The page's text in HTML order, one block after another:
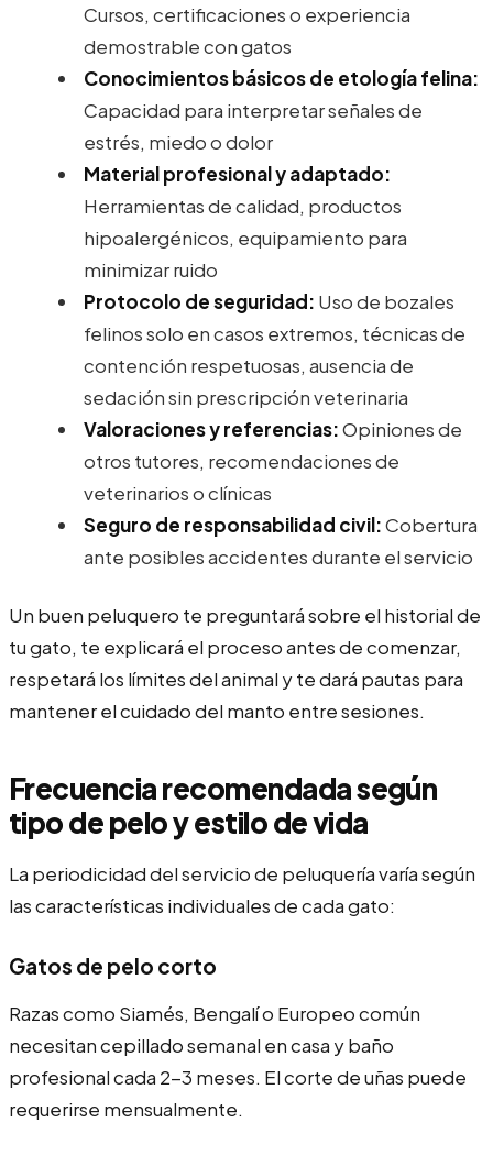
Cursos, certificaciones o experiencia
demostrable con gatos
Conocimientos básicos de etología felina:
Capacidad para interpretar señales de
estrés, miedo o dolor
Material profesional y adaptado:
Herramientas de calidad, productos
hipoalergénicos, equipamiento para
minimizar ruido
Protocolo de seguridad: Uso de bozales
felinos solo en casos extremos, técnicas de
contención respetuosas, ausencia de
sedación sin prescripción veterinaria
Valoraciones y referencias:Opiniones de
otros tutores, recomendaciones de
veterinarios o clínicas
Seguro de responsabilidad civil:Cobertura
ante posibles accidentes durante el servicio
Un buen peluquero te preguntará sobre el historial de
tu gato, te explicará el proceso antes de comenzar,
respetará los límites del animal y te dará pautas para
mantener el cuidado del manto entre sesiones.
Frecuencia recomendada según
tipo de pelo y estilo de vida
La periodicidad del servicio de peluquería varía según
las características individuales de cada gato:
Gatos de pelo corto
Razas como Siamés, Bengalí o Europeo común
necesitan cepillado semanal en casa y baño
profesional cada 2-3 meses. El corte de uñas puede
requerirse mensualmente.